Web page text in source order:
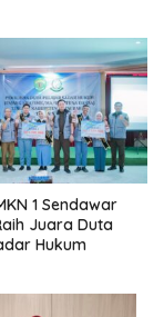
1 Sendawar
Juara Duta
Hukum